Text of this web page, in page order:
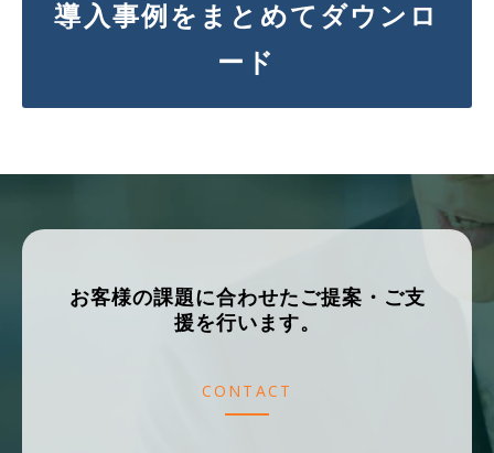
導入事例をまとめてダウンロ
ード
お客様の課題に合わせたご提案・ご支
援を行います。
CONTACT